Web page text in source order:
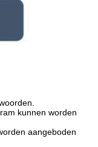
kunnen worden
aangeboden